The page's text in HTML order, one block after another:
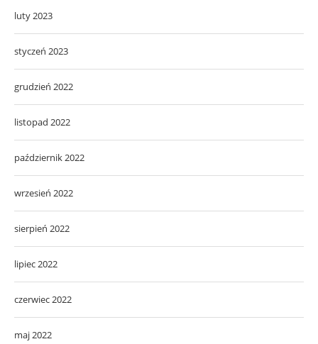
luty 2023
styczeń 2023
grudzień 2022
listopad 2022
październik 2022
wrzesień 2022
sierpień 2022
lipiec 2022
czerwiec 2022
maj 2022